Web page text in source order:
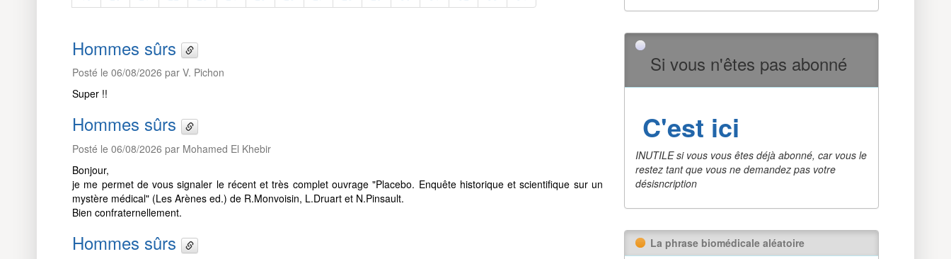
Hommes sûrs
Posté le 06/08/2026 par V. Pichon
Super !!
Hommes sûrs
Posté le 06/08/2026 par Mohamed El Khebir
Bonjour,
je me permet de vous signaler le récent et très complet ouvrage "Placebo. Enquête historique et scientifique sur un
mystère médical" (Les Arènes ed.) de R.Monvoisin, L.Druart et N.Pinsault.
Bien confraternellement.
Hommes sûrs
Si vous n'êtes pas abonné
C'est ici
INUTILE si vous vous êtes déjà abonné, car vous le
restez tant que vous ne demandez pas votre
désisncription
La phrase biomédicale aléatoire